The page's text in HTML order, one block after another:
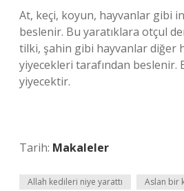
At, keçi, koyun, hayvanlar gibi
beslenir. Bu yaratıklara otçul
tilki, şahin gibi hayvanlar diğer
yiyecekleri tarafından beslenir.
yiyecektir.
Tarih: Makaleler
Allah kedileri niye yarattı Aslan bir